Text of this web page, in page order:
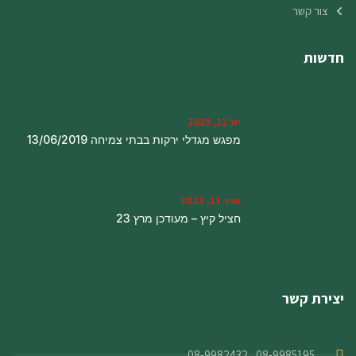
צור קשר
חדשות
יונ 12, 2019
מפגש מגדלי ירקות בבתי צמיחה 13/06/2019
אפר 11, 2023
חציל קיץ – מעודכן מרץ 23
יצירת קשר